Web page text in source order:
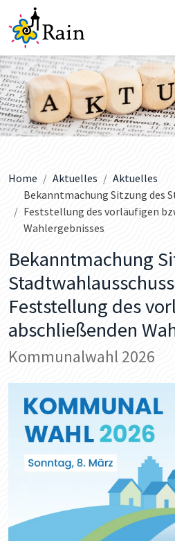
Home Aktuelles
Aktuelles
Bekanntmachung Sitzung des
Feststellung des vorläufigen
Wahlergebnisses
Bekanntmachung
Feststellung des
abschließenden
Kommunalwahl 2026